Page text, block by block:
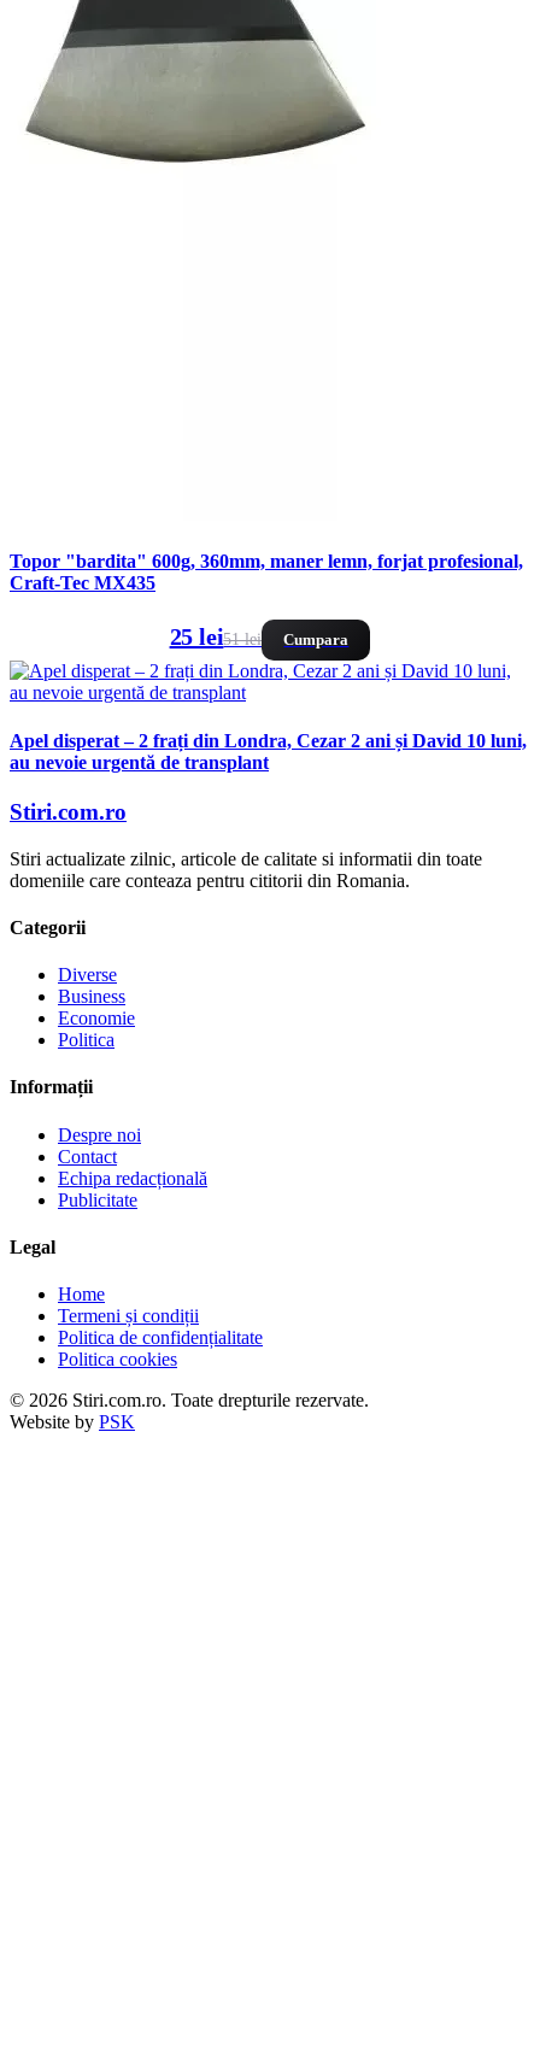
Topor "bardita" 600g, 360mm, maner lemn, forjat profesional,
Craft-Tec MX435
25 lei51 lei Cumpara
Apel disperat – 2 frați din Londra, Cezar 2 ani și David 10 luni,
au nevoie urgentă de transplant
Stiri.com.ro
Stiri actualizate zilnic, articole de calitate si informatii din toate
domeniile care conteaza pentru cititorii din Romania.
Categorii
Diverse
Business
Economie
Politica
Informații
Despre noi
Contact
Echipa redacțională
Publicitate
Legal
Home
Termeni și condiții
Politica de confidențialitate
Politica cookies
© 2026 Stiri.com.ro. Toate drepturile rezervate.
Website by PSK